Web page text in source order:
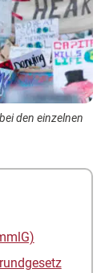
den einzelnen